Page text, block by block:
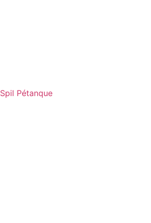
Spil Pétanque